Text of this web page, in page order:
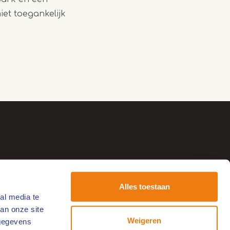
media te
onze site
Alles toestaan
Weigeren
toegankelijk
de leukste uitjes!